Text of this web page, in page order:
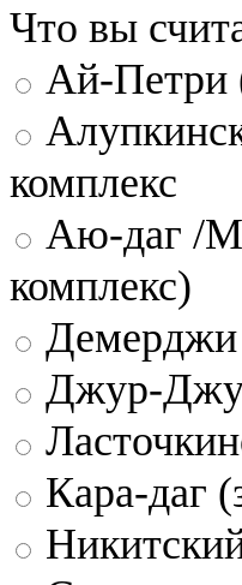
Что вы
Ай-Петри
комплекс
Аю-даг /
комплекс)
Демерджи
Джур-
Кара-даг